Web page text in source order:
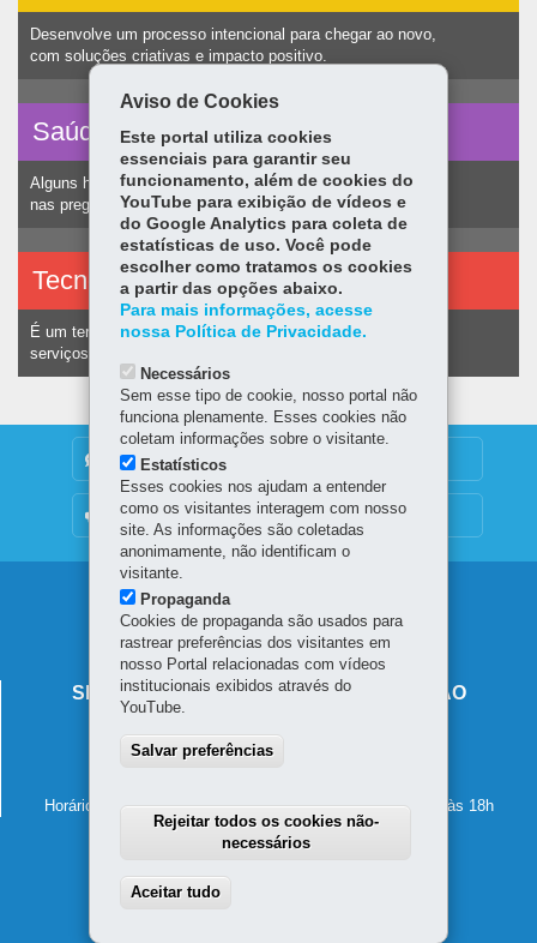
Desenvolve um processo intencional para chegar ao novo,
com soluções criativas e impacto positivo.
Saúde vocal
Alguns hábitos humanos podem ocasionar nódulos
nas pregas vocais e consequentemente alteração na voz.
Tecnologias assistivas
É um termo utilizado para identificar recursos e
serviços voltados a pessoas com deficiência.
DENUNCIE CORRUPÇÃO
OUVIDORIA
Navegação
principal
SECRETARIA DE ESTADO DA EDUCAÇÃO
80610-011-Curitiba
Horário de atendimento: de segunda a sexta-feira, das 8h às 18h
Aviso de Cookies
Este portal utiliza cookies
essenciais para garantir seu
funcionamento, além de cookies do
YouTube para exibição de vídeos e
do Google Analytics para coleta de
estatísticas de uso. Você pode
escolher como tratamos os cookies
a partir das opções abaixo.
Para mais informações, acesse
nossa Política de Privacidade.
Necessários
Sem esse tipo de cookie, nosso portal não
funciona plenamente. Esses cookies não
coletam informações sobre o visitante.
Estatísticos
Esses cookies nos ajudam a entender
como os visitantes interagem com nosso
site. As informações são coletadas
anonimamente, não identificam o
visitante.
Propaganda
Cookies de propaganda são usados para
rastrear preferências dos visitantes em
nosso Portal relacionadas com vídeos
institucionais exibidos através do
YouTube.
Salvar preferências
Rejeitar todos os cookies não-
necessários
Aceitar tudo